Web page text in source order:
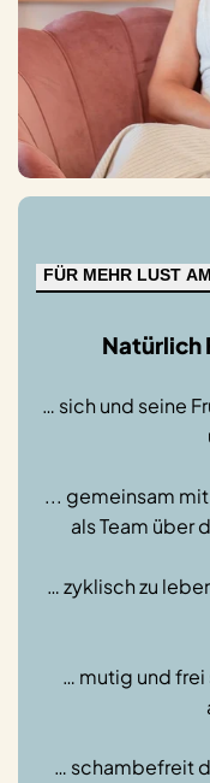
FÜR MEHR LUST
Natürlich
… sich und seine
... gemeinsam
als Team über
… zyklisch zu
… mutig und frei
… schambefreit